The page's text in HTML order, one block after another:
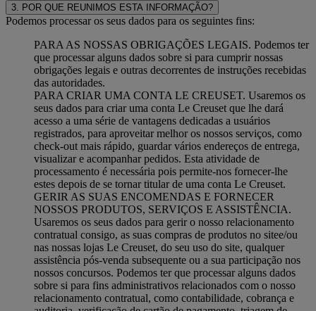
3. POR QUE REUNIMOS ESTA INFORMAÇÃO?
Podemos processar os seus dados para os seguintes fins:
PARA AS NOSSAS OBRIGAÇÕES LEGAIS. Podemos ter
que processar alguns dados sobre si para cumprir nossas
obrigações legais e outras decorrentes de instruções recebidas
das autoridades.
PARA CRIAR UMA CONTA LE CREUSET. Usaremos os
seus dados para criar uma conta Le Creuset que lhe dará
acesso a uma série de vantagens dedicadas a usuários
registrados, para aproveitar melhor os nossos serviços, como
check-out mais rápido, guardar vários endereços de entrega,
visualizar e acompanhar pedidos. Esta atividade de
processamento é necessária pois permite-nos fornecer-lhe
estes depois de se tornar titular de uma conta Le Creuset.
GERIR AS SUAS ENCOMENDAS E FORNECER
NOSSOS PRODUTOS, SERVIÇOS E ASSISTÊNCIA.
Usaremos os seus dados para gerir o nosso relacionamento
contratual consigo, as suas compras de produtos no sitee/ou
nas nossas lojas Le Creuset, do seu uso do site, qualquer
assistência pós-venda subsequente ou a sua participação nos
nossos concursos. Podemos ter que processar alguns dados
sobre si para fins administrativos relacionados com o nosso
relacionamento contratual, como contabilidade, cobrança e